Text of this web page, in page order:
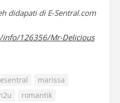
didapati di E-Sentral.com
126356/Mr-Delicious
esentral
marissa
romantik